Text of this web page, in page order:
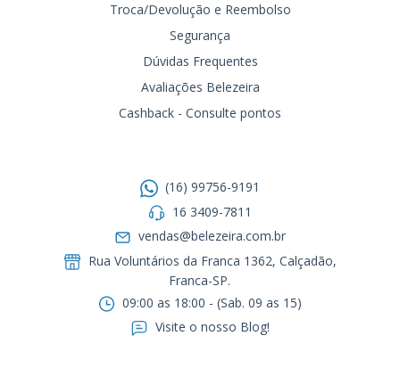
Troca/Devolução e Reembolso
Segurança
Dúvidas Frequentes
Avaliações Belezeira
Cashback - Consulte pontos
(16) 99756-9191
16 3409-7811
vendas@belezeira.com.br
Rua Voluntários da Franca 1362, Calçadão,
Franca-SP.ㅤㅤㅤㅤㅤㅤㅤㅤㅤㅤㅤ
09:00 as 18:00 - (Sab. 09 as 15)
Visite o nosso Blog!